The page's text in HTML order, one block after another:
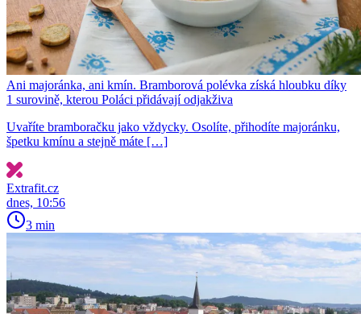
Ani majoránka, ani kmín. Bramborová polévka získá hloubku díky
1 surovině, kterou Poláci přidávají odjakživa
Uvaříte bramboračku jako vždycky. Osolíte, přihodíte majoránku,
špetku kmínu a stejně máte […]
Extrafit.cz
dnes, 10:56
3 min